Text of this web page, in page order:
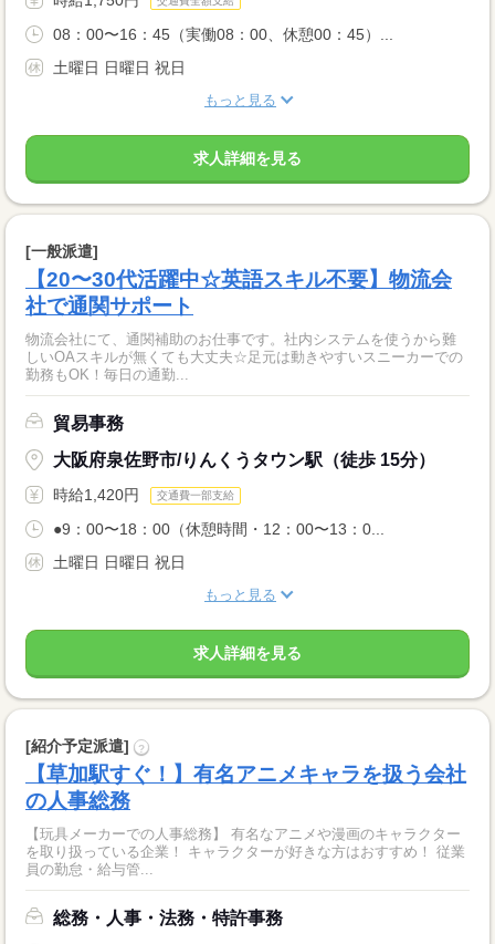
08：00〜16：45（実働08：00、休憩00：45）...
土曜日 日曜日 祝日
もっと見る
求人詳細を見る
[一般派遣]
【20〜30代活躍中☆英語スキル不要】物流会
社で通関サポート
物流会社にて、通関補助のお仕事です。社内システムを使うから難
しいOAスキルが無くても大丈夫☆足元は動きやすいスニーカーでの
勤務もOK！毎日の通勤...
貿易事務
大阪府泉佐野市/りんくうタウン駅（徒歩 15分）
時給1,420円 交通費一部支給
●9：00〜18：00（休憩時間・12：00〜13：0...
土曜日 日曜日 祝日
もっと見る
求人詳細を見る
[紹介予定派遣] ?
【草加駅すぐ！】有名アニメキャラを扱う会社
の人事総務
【玩具メーカーでの人事総務】 有名なアニメや漫画のキャラクター
を取り扱っている企業！ キャラクターが好きな方はおすすめ！ 従業
員の勤怠・給与管...
総務・人事・法務・特許事務